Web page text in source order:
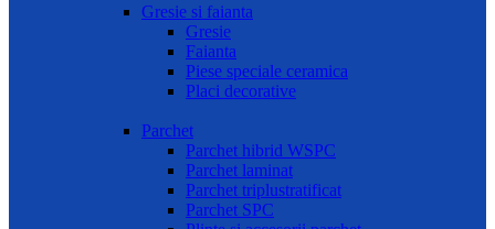
Gresie si faianta
Gresie
Faianta
Piese speciale ceramica
Placi decorative
Parchet
Parchet hibrid WSPC
Parchet laminat
Parchet triplustratificat
Parchet SPC